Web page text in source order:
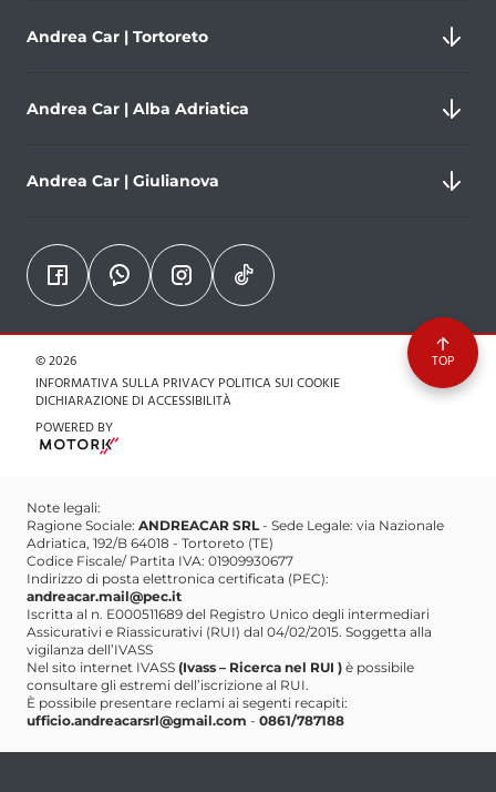
Andrea Car | Tortoreto
Nazionale Adriatica, 192/b, 64018 Tortoreto
comunicazione.andreacar@gmail.com
Andrea Car | Alba Adriatica
Via Vittorio Veneto, 18, 64011 Alba Adriatica
Partita IVA 01909930677
+393806354850
comunicazione.andreacar@gmail.com
Andrea Car | Giulianova
Via Galileo Galilei, 273, 64021 Giulianova
+393290661887
comunicazione.andreacar@gmail.com
© 2026
INFORMATIVA SULLA PRIVACY POLITICA SUI COOKIE
DICHIARAZIONE DI ACCESSIBILITÀ
POWERED BY
TOP
Note legali:
Ragione Sociale: ANDREACAR SRL- Sede Legale: via Nazionale
Adriatica, 192/B 64018 - Tortoreto (TE)
Codice Fiscale/ Partita IVA: 01909930677
Indirizzo di posta elettronica certificata (PEC):
andreacar.mail@pec.it
Iscritta al n. E000511689 del Registro Unico degli intermediari
Assicurativi e Riassicurativi (RUI) dal 04/02/2015. Soggetta alla
vigilanza dell’IVASS
Nel sito internet IVASS (Ivass – Ricerca nel RUI ) è possibile
consultare gli estremi dell’iscrizione al RUI.
È possibile presentare reclami ai segenti recapiti:
ufficio.andreacarsrl@gmail.com - 0861/787188